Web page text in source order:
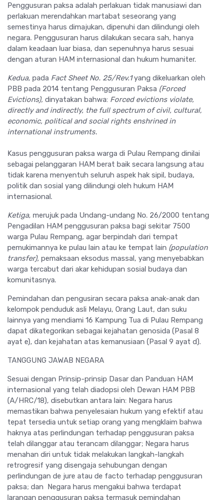
Penggusuran paksa adalah perlakuan tidak manusiawi dan
perlakuan merendahkan martabat seseorang yang
semestinya harus dimajukan, dipenuhi dan dilindungi oleh
negara. Penggusuran harus dilakukan secara sah, hanya
dalam keadaan luar biasa, dan sepenuhnya harus sesuai
dengan aturan HAM internasional dan hukum humaniter.
Kedua, pada Fact Sheet No. 25/Rev.1yang dikeluarkan oleh
PBB pada 2014 tentang Penggusuran Paksa (Forced
Evictions), dinyatakan bahwa: Forced evictions violate,
directly and indirectly, the full spectrum of civil, cultural,
economic, political and social rights enshrined in
international instruments.
Kasus penggusuran paksa warga di Pulau Rempang dinilai
sebagai pelanggaran HAM berat baik secara langsung atau
tidak karena menyentuh seluruh aspek hak sipil, budaya,
politik dan sosial yang dilindungi oleh hukum HAM
internasional.
Ketiga, merujuk pada Undang-undang No. 26/2000 tentang
Pengadilan HAM penggusuran paksa bagi sekitar 7500
warga Pulau Rempang, agar berpindah dari tempat
pemukimannya ke pulau lain atau ke tempat lain (population
transfer), pemaksaan eksodus massal, yang menyebabkan
warga tercabut dari akar kehidupan sosial budaya dan
komunitasnya.
Pemindahan dan pengusiran secara paksa anak-anak dan
kelompok penduduk asli Melayu, Orang Laut, dan suku
lainnya yang mendiami 16 Kampung Tua di Pulau Rempang
dapat dikategorikan sebagai kejahatan genosida (Pasal 8
ayat e), dan kejahatan atas kemanusiaan (Pasal 9 ayat d).
TANGGUNG JAWAB NEGARA
Sesuai dengan Prinsip-prinsip Dasar dan Panduan HAM
internasional yang telah diadopsi oleh Dewan HAM PBB
(A/HRC/18), disebutkan antara lain: Negara harus
memastikan bahwa penyelesaian hukum yang efektif atau
tepat tersedia untuk setiap orang yang mengklaim bahwa
haknya atas perlindungan terhadap penggusuran paksa
telah dilanggar atau terancam dilanggar; Negara harus
menahan diri untuk tidak melakukan langkah-langkah
retrogresif yang disengaja sehubungan dengan
perlindungan de jure atau de facto terhadap penggusuran
paksa; dan Negara harus mengakui bahwa terdapat
larangan penggusuran paksa termasuk pemindahan